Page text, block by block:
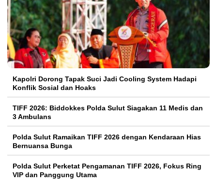
Kapolri Dorong Tapak Suci Jadi Cooling System Hadapi
Konflik Sosial dan Hoaks
TIFF 2026: Biddokkes Polda Sulut Siagakan 11 Medis dan
3 Ambulans
Polda Sulut Ramaikan TIFF 2026 dengan Kendaraan Hias
Bernuansa Bunga
Polda Sulut Perketat Pengamanan TIFF 2026, Fokus Ring
VIP dan Panggung Utama